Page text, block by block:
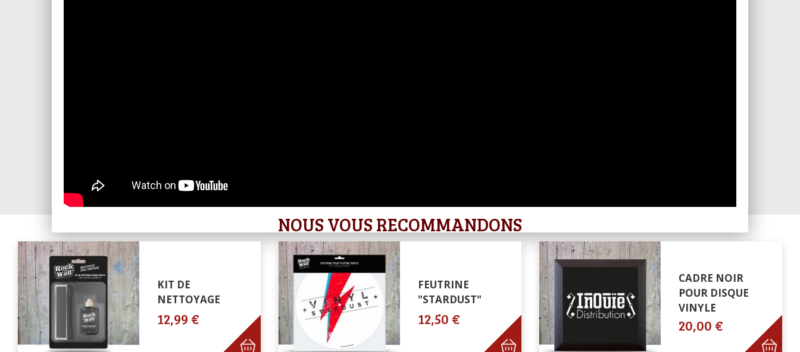
NOUS VOUS RECOMMANDONS
KIT DE
NETTOYAGE
12,99 €
FEUTRINE
"STARDUST"
12,50 €
CADRE NOIR
POUR DISQUE
VINYLE
20,00 €